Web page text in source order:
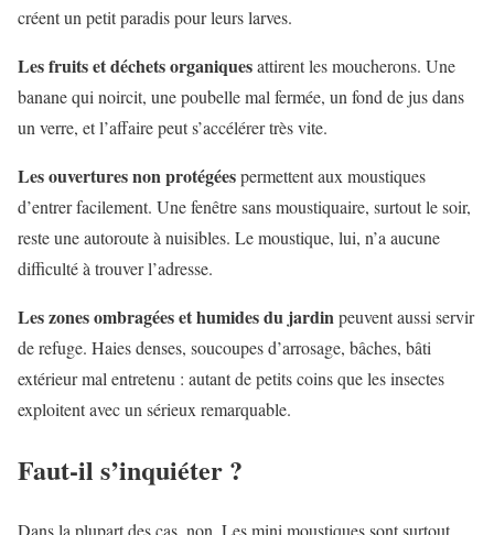
créent un petit paradis pour leurs larves.
Les fruits et déchets organiquesattirent les moucherons. Une
banane qui noircit, une poubelle mal fermée, un fond de jus dans
un verre, et l’affaire peut s’accélérer très vite.
Les ouvertures non protégéespermettent aux moustiques
d’entrer facilement. Une fenêtre sans moustiquaire, surtout le soir,
reste une autoroute à nuisibles. Le moustique, lui, n’a aucune
difficulté à trouver l’adresse.
Les zones ombragées et humides du jardinpeuvent aussi servir
de refuge. Haies denses, soucoupes d’arrosage, bâches, bâti
extérieur mal entretenu : autant de petits coins que les insectes
exploitent avec un sérieux remarquable.
Faut-il s’inquiéter ?
Dans la plupart des cas, non. Les mini moustiques sont surtout